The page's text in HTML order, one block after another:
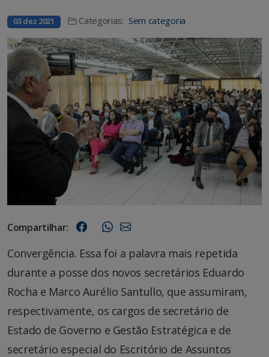
03 dez 2021 Categorias: Sem categoria
Compartilhar:
Convergência. Essa foi a palavra mais repetida
durante a posse dos novos secretários Eduardo
Rocha e Marco Aurélio Santullo, que assumiram,
respectivamente, os cargos de secretário de
Estado de Governo e Gestão Estratégica e de
secretário especial do Escritório de Assuntos